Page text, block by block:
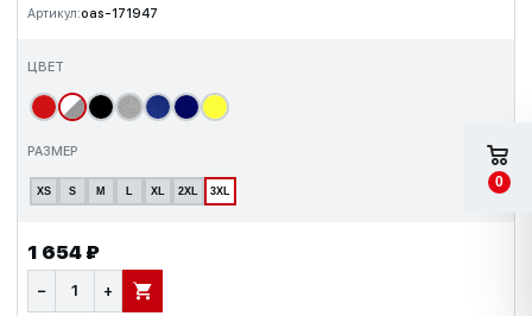
Артикул:oas-171947
ЦВЕТ
РАЗМЕР
XS S M XL 2XL 3XL
1 654 ₽
− + В КОРЗИНУ
0